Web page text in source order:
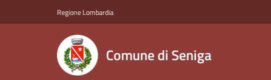
Regione Lombardia
Comune di Seniga